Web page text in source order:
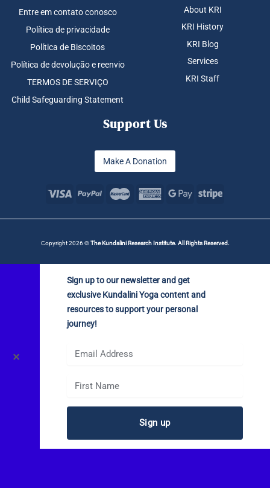
Entre em contato conosco
Política de privacidade
Política de Biscoitos
Política de devolução e reenvio
TERMOS DE SERVIÇO
Child Safeguarding Statement
About KRI
KRI History
KRI Blog
Services
KRI Staff
Support Us
Make A Donation
Copyright 2026 ©The Kundalini Research Institute. All Rights Reserved.
✕
Sign up to our newsletter and get
exclusive Kundalini Yoga content and
resources to support your personal
journey!
Sign up